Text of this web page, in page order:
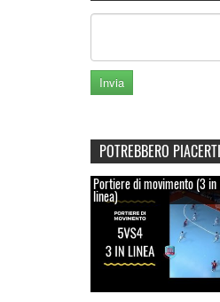
POTREBBERO
Portiere di movimento (3 in
linea)